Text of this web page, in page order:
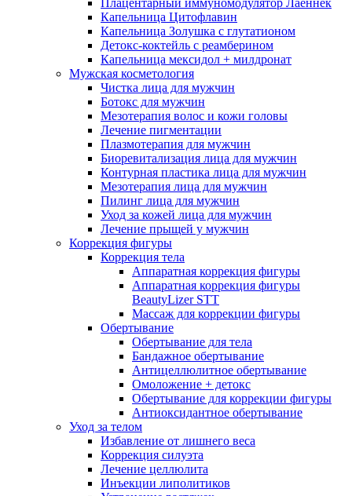
Плацентарный иммуномодулятор Лаеннек
Капельница Цитофлавин
Капельница Золушка с глутатионом
Детокс-коктейль с реамберином
Капельница мексидол + милдронат
Мужская косметология
Чистка лица для мужчин
Ботокс для мужчин
Мезотерапия волос и кожи головы
Лечение пигментации
Плазмотерапия для мужчин
Биоревитализация лица для мужчин
Контурная пластика лица для мужчин
Мезотерапия лица для мужчин
Пилинг лица для мужчин
Уход за кожей лица для мужчин
Лечение прыщей у мужчин
Коррекция фигуры
Коррекция тела
Аппаратная коррекция фигуры
Аппаратная коррекция фигуры
BeautyLizer STT
Массаж для коррекции фигуры
Обертывание
Обертывание для тела
Бандажное обертывание
Антицеллюлитное обертывание
Омоложение + детокс
Обертывание для коррекции фигуры
Антиоксидантное обертывание
Уход за телом
Избавление от лишнего веса
Коррекция силуэта
Лечение целлюлита
Инъекции липолитиков